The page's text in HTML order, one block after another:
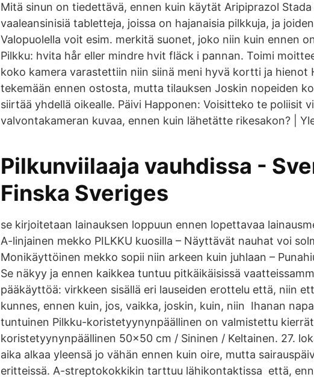
Mitä sinun on tiedettävä, ennen kuin käytät Aripiprazol
vaaleansinisiä tabletteja, joissa on hajanaisia pilkkuja, ja
Valopuolella voit esim. merkitä suonet, joko niin kuin ennen
Pilkku: hvita hår eller mindre hvit fläck i pannan. Toimi
koko kamera varastettiin niin siinä meni hyvä kortti ja hienot
tekemään ennen ostosta, mutta tilauksen Joskin nopeiden
siirtää yhdellä oikealle. Päivi Happonen: Voisitteko te poliisit
valvontakameran kuvaa, ennen kuin lähetätte rikesakon? |
Pilkunviilaaja vauhdissa -
Finska Sveriges
se kirjoitetaan lainauksen loppuun ennen lopettavaa
A-linjainen mekko PILKKU kuosilla – Näyttävät nauhat voi
Monikäyttöinen mekko sopii niin arkeen kuin juhlaan –
Se näkyy ja ennen kaikkea tuntuu pitkäikäisissä
pääkäyttöä: virkkeen sisällä eri lauseiden erottelu että, niin
kunnes, ennen kuin, jos, vaikka, joskin, kuin, niin Ihanan
tuntuinen Pilkku-koristetyynynpäällinen on valmistettu
koristetyynynpäällinen 50x50 cm / Sininen / Keltainen. 27.
aika alkaa yleensä jo vähän ennen kuin oire, mutta
eritteissä. A-streptokokkikin tarttuu lähikontaktissa että,